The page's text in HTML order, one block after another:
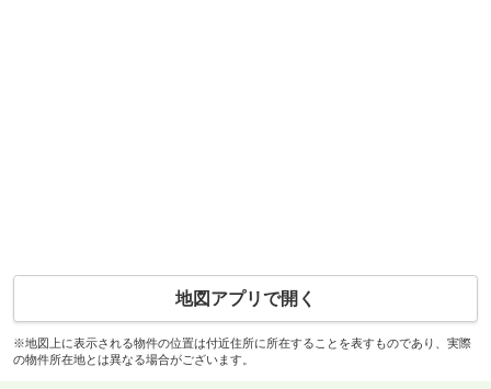
地図アプリで開く
※地図上に表示される物件の位置は付近住所に所在することを表すものであり、実際
の物件所在地とは異なる場合がございます。